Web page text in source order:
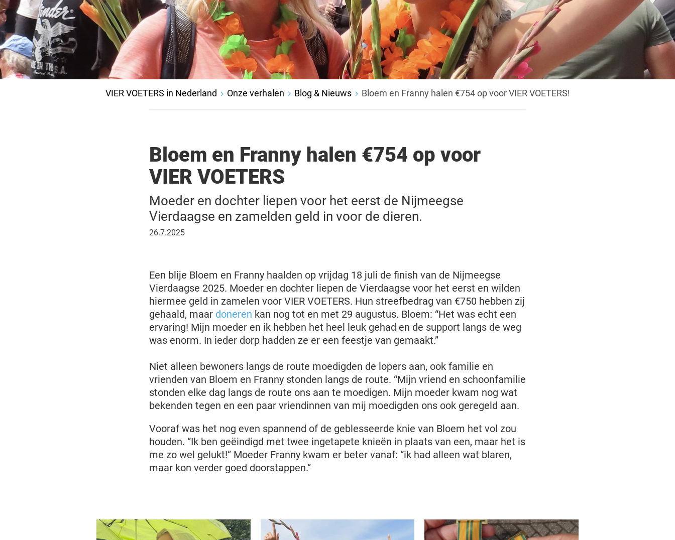
VIER VOETERS in Nederland Onze verhalen Blog & Nieuws Bloem en Franny halen €754 op voor VIER VOETERS!
Bloem en Franny halen €754 op voor
VIER VOETERS
Moeder en dochter liepen voor het eerst de Nijmeegse
Vierdaagse en zamelden geld in voor de dieren.
26
26.7.2025
Een blije Bloem en Franny haalden op vrijdag 18 juli de finish van de Nijmeegse
Vierdaagse 2025. Moeder en dochter liepen de Vierdaagse voor het eerst en wilden
hiermee geld in zamelen voor VIER VOETERS. Hun streefbedrag van €750 hebben zij
gehaald, maar doneren kan nog tot en met 29 augustus. Bloem: “Het was echt een
ervaring! Mijn moeder en ik hebben het heel leuk gehad en de support langs de weg
was enorm. In ieder dorp hadden ze er een feestje van gemaakt.”
Niet alleen bewoners langs de route moedigden de lopers aan, ook familie en
vrienden van Bloem en Franny stonden langs de route. “Mijn vriend en schoonfamilie
stonden elke dag langs de route ons aan te moedigen. Mijn moeder kwam nog wat
bekenden tegen en een paar vriendinnen van mij moedigden ons ook geregeld aan.
Vooraf was het nog even spannend of de geblesseerde knie van Bloem het vol zou
houden. “Ik ben geëindigd met twee ingetapete knieën in plaats van een, maar het is
me zo wel gelukt!” Moeder Franny kwam er beter vanaf: “ik had alleen wat blaren,
maar kon verder goed doorstappen.”